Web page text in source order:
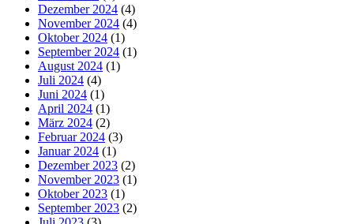
Dezember 2024 (4)
November 2024 (4)
Oktober 2024 (1)
September 2024 (1)
August 2024 (1)
Juli 2024 (4)
Juni 2024 (1)
April 2024 (1)
März 2024 (2)
Februar 2024 (3)
Januar 2024 (1)
Dezember 2023 (2)
November 2023 (1)
Oktober 2023 (1)
September 2023 (2)